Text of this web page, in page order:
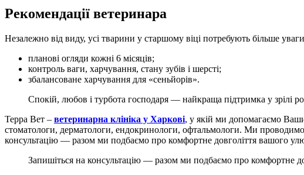
Рекомендації ветеринара
Незалежно від виду, усі тварини у старшому віці потребують більше
планові огляди кожні 6 місяців;
контроль ваги, харчування, стану зубів і шерсті;
збалансоване харчування для «сеньйорів».
Спокій, любов і турбота господаря — найкраща підтримка у зрілі
Терра Вет – ветеринарна клініка у Харкові, у якій ми допомагаємо
стоматологи, дерматологи, ендокринологи, офтальмологи. Ми
консультацію — разом ми подбаємо про комфортне довголіття вашого
Запишіться на консультацію — разом ми подбаємо про комфортне